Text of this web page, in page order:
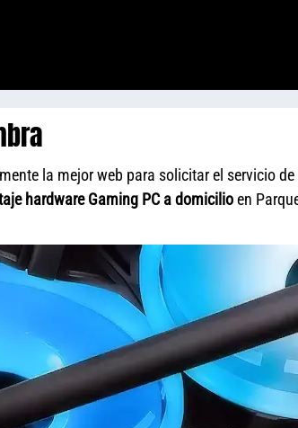
la mejor web para solicitar el servicio de
hardware Gaming PC a domicilioen